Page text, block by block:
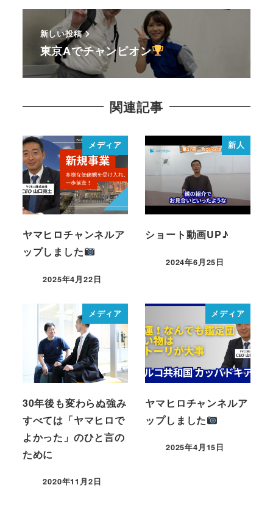
新しい投稿
東京Aでチャンピオン
関連記事
メディア
ヤマヒロチャンネルア
ップしました
2025年4月22日
新人
ショート動画UP♪
2024年6月25日
メディア
30年後も変わらぬ強み
すべては「ヤマヒロで
よかった」のひと言の
ために
2020年11月2日
メディア
ヤマヒロチャンネルア
ップしました
2025年4月15日